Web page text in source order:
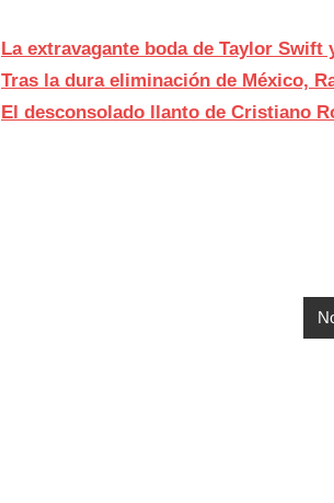
La extravagante boda de Taylor
Tras la dura eliminación de México,
El desconsolado llanto de Cristiano